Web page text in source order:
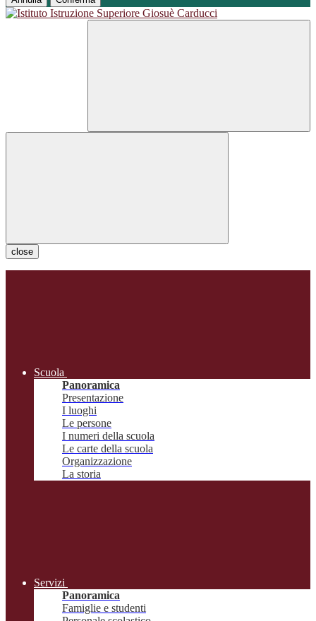
close
Scuola
Panoramica
Presentazione
I luoghi
Le persone
I numeri della scuola
Le carte della scuola
Organizzazione
La storia
Servizi
Panoramica
Famiglie e studenti